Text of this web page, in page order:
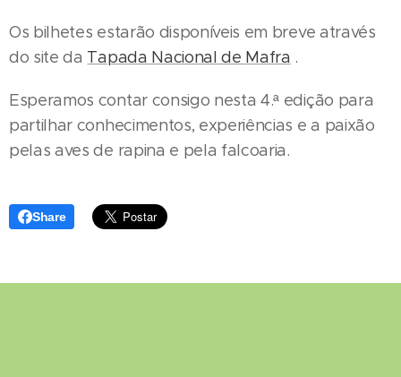
Os bilhetes estarão disponíveis em breve através
do site da Tapada Nacional de Mafra .
Esperamos contar consigo nesta 4.ª edição para
partilhar conhecimentos, experiências e a paixão
pelas aves de rapina e pela falcoaria.
Share